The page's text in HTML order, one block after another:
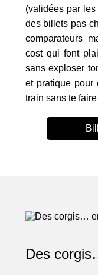
(validées par
des billets pas
comparateurs
cost qui font
sans exploser
et pratique pour
train sans te
Des